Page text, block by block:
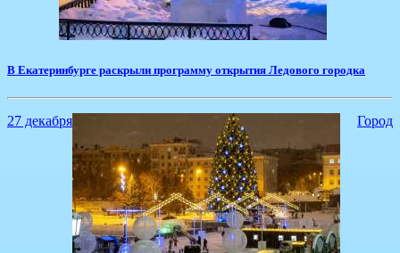
В Екатеринбурге раскрыли программу открытия Ледового городка
27 декабря Город